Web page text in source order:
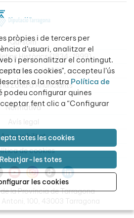
Qui som
Històrics (1834-1999)
obertes del BOPT
Zona d’Anunciants
Normativa
Avís legal
Accessibilitat
de cookies
la Província de Tarragona
100, 43003 Tarragona
pròpies i de tercers per
d’usuari, analitzar el
i personalitzar el contingut.
les cookies", accepteu l’ús
a la nostra Política de
podeu configurar quines
fent clic a “Configurar
totes les cookies
Rebutjar-les totes
les cookies